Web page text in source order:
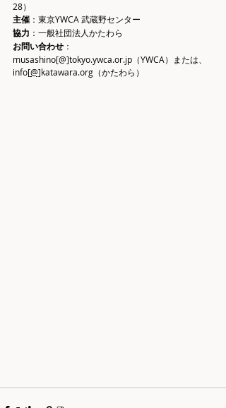
28）
主催 ：東京YWCA 武蔵野センター
協力 ：一般社団法人かたわら
お問い合わせ ：
musashino[@]tokyo.ywca.or.jp（YWCA）または、
info[@]katawara.org（かたわら）